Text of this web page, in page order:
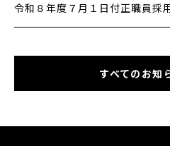
令和８年度７月１日付正職員採
すべてのお知